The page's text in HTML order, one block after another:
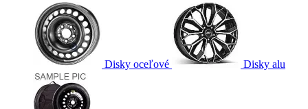
Disky oceľové Disky alu